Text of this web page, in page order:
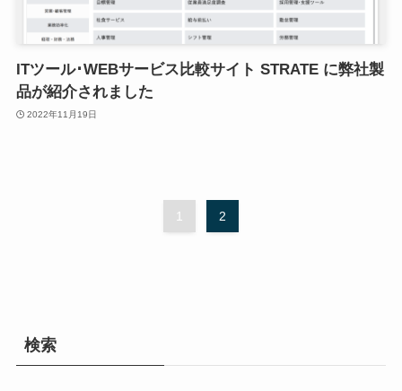
ITツール･WEBサービス比較サイト STRATE に弊社製
品が紹介されました
2022年11月19日
1 2
検索